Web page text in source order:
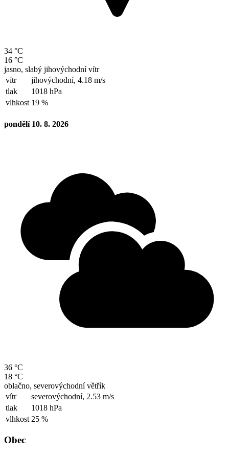
34 °C
16 °C
jasno, slabý jihovýchodní vítr
vítr
jihovýchodní, 4.18 m/s
tlak
1018 hPa
vlhkost 19 %
pondělí 10. 8. 2026
36 °C
18 °C
oblačno, severovýchodní větřík
vítr
severovýchodní, 2.53 m/s
tlak
1018 hPa
vlhkost 25 %
Obec